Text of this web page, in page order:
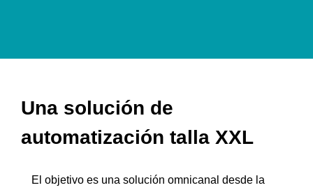
Una solución de
automatización talla XXL
El objetivo es una solución omnicanal desde la